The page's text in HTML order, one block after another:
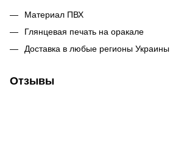
Материал ПВХ
Глянцевая печать на оракале
Доставка в любые регионы Украины
Отзывы